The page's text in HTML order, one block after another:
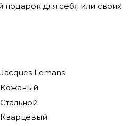
для себя или своих
Jacques Lemans
Кожаный
Стальной
Кварцевый